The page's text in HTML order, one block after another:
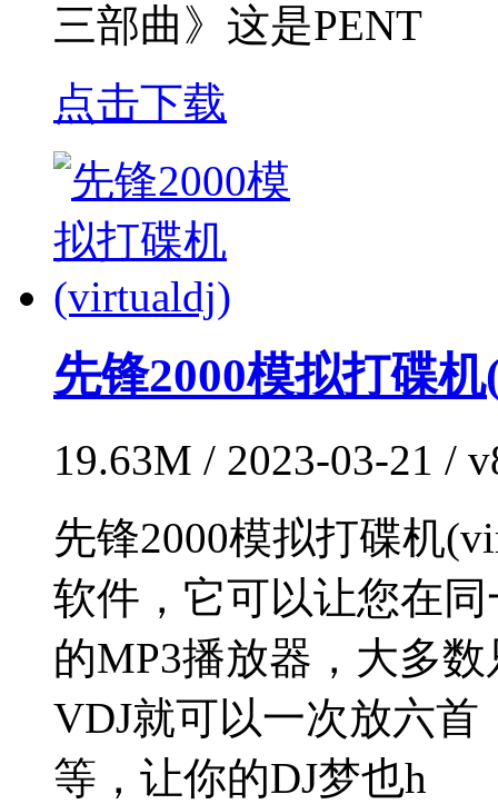
三部曲》这是PENT
点击下载
先锋2000模拟打碟
19.63M / 2023-03-21 /
先锋2000模拟打碟机
软件，它可以让您在
的MP3播放器，大多
VDJ就可以一次放六
等，让你的DJ梦也h